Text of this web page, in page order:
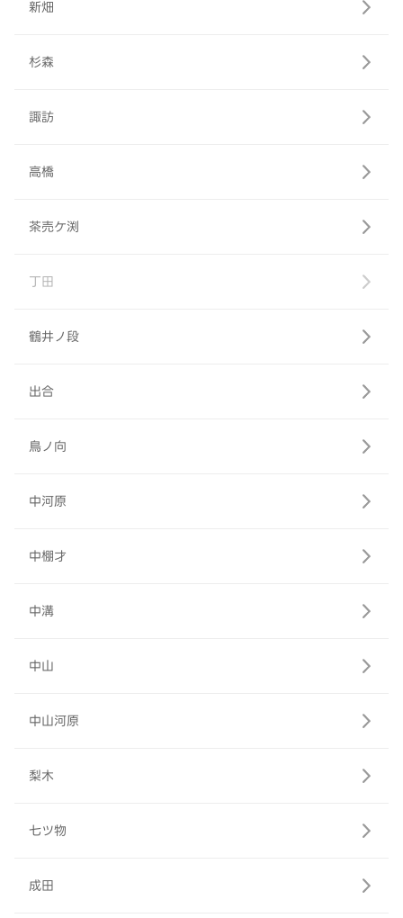
新畑
杉森
諏訪
高橋
茶売ケ渕
丁田
鶴井ノ段
出合
鳥ノ向
中河原
中棚才
中溝
中山
中山河原
梨木
七ツ物
成田